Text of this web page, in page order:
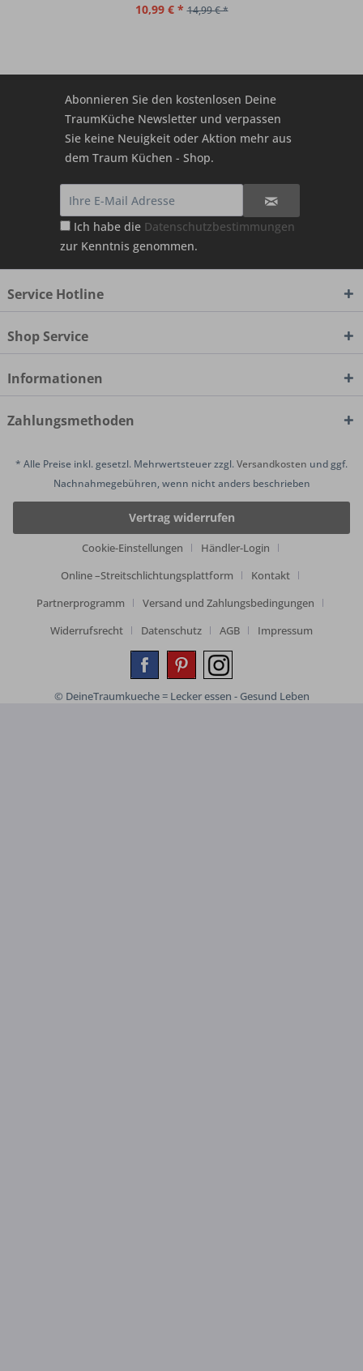
10,99 € * 14,99 € *
Abonnieren Sie den kostenlosen Deine
TraumKüche Newsletter und verpassen
Sie keine Neuigkeit oder Aktion mehr aus
dem Traum Küchen - Shop.
Ich habe die Datenschutzbestimmungen
zur Kenntnis genommen.
Service Hotline
Shop Service
Informationen
Zahlungsmethoden
* Alle Preise inkl. gesetzl. Mehrwertsteuer zzgl.Versandkosten und ggf.
Nachnahmegebühren, wenn nicht anders beschrieben
Vertrag widerrufen
Cookie-Einstellungen
Händler-Login
Online –Streitschlichtungsplattform
Kontakt
Partnerprogramm
Versand und Zahlungsbedingungen
Widerrufsrecht
Datenschutz AGB Impressum
© DeineTraumkueche = Lecker essen - Gesund Leben